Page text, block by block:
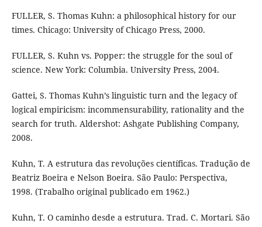
FULLER, S. Thomas Kuhn: a philosophical history for our
times. Chicago: University of Chicago Press, 2000.
FULLER, S. Kuhn vs. Popper: the struggle for the soul of
science. New York: Columbia. University Press, 2004.
Gattei, S. Thomas Kuhn’s linguistic turn and the legacy of
logical empiricism: incommensurability, rationality and the
search for truth. Aldershot: Ashgate Publishing Company,
2008.
Kuhn, T. A estrutura das revoluções científicas. Tradução de
Beatriz Boeira e Nelson Boeira. São Paulo: Perspectiva,
1998. (Trabalho original publicado em 1962.)
Kuhn, T. O caminho desde a estrutura. Trad. C. Mortari. São